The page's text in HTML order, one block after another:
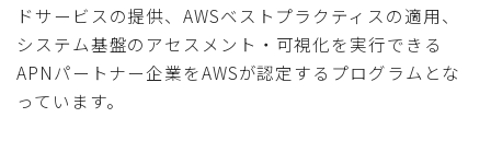
ドサービスの提供、AWSベストプラクティスの適用、
システム基盤のアセスメント・可視化を実行できる
APNパートナー企業をAWSが認定するプログラムとな
っています。